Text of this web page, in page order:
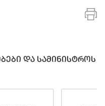
და სამინისტროს